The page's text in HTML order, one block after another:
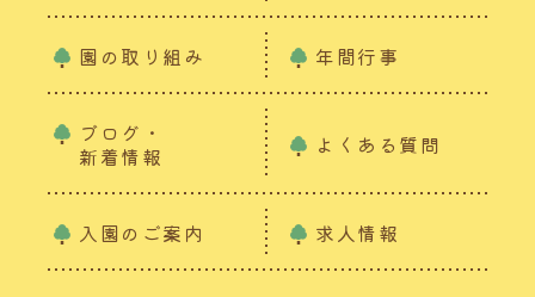
園の取り組み 年間行事
ブログ・
新着情報
よくある質問
入園のご案内 求人情報